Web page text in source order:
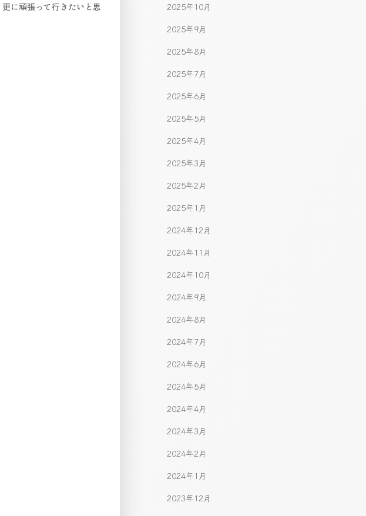
に頑張って行きたいと思
2025年10月
2025年9月
2025年8月
2025年7月
2025年6月
2025年5月
2025年4月
2025年3月
2025年2月
2025年1月
2024年12月
2024年11月
2024年10月
2024年9月
2024年8月
2024年7月
2024年6月
2024年5月
2024年4月
2024年3月
2024年2月
2024年1月
2023年12月